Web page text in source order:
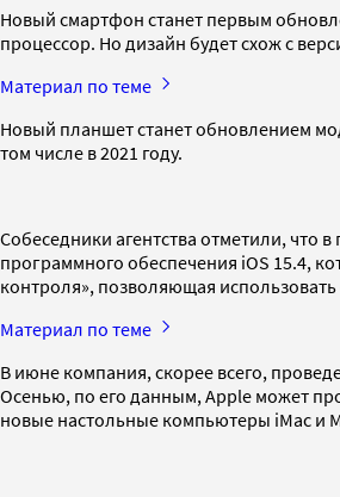
Новый смартфон станет первым
процессор. Но дизайн будет схож с
Материал по теме
Новый планшет станет обновлением
том числе в 2021 году.
Собеседники агентства отметили, что
программного обеспечения iOS 15.4,
контроля», позволяющая
Материал по теме
В июне компания, скорее всего,
Осенью, по его данным, Apple может
новые настольные компьютеры iMac и